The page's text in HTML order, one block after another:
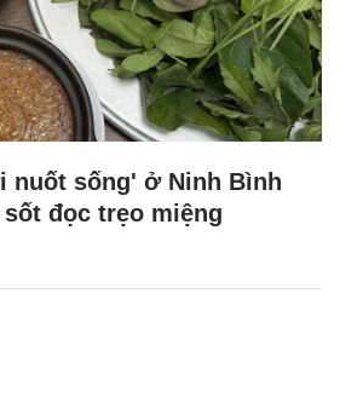
nuốt sống' ở Ninh Bình
đọc trẹo miệng